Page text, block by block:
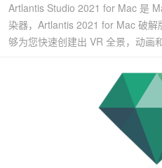
Artlantis Studio 2021 for Mac 是
染器，Artlantis 2021 for Mac 破
够为您快速创建出 VR 全景，动画